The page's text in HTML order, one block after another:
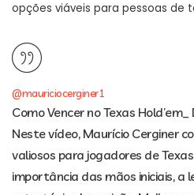
opções viáveis para pessoas de
@mauriciocerginer1
Como Vencer no Texas
Neste vídeo, Maurício Cerginer
valiosos para jogadores de
importância das mãos iniciais, a